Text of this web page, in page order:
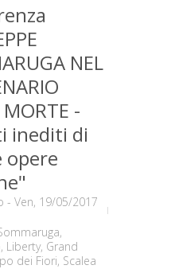
NEL
MORTE -
inediti di
opere
- Ven, 19/05/2017
,
, Liberty, Grand
dei Fiori, Scalea